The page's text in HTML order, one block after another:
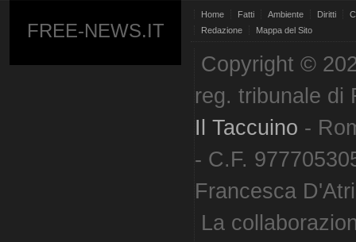
FREE-NEWS.IT
Home Fatti Ambiente Diritti
Redazione
Mappa del Sito
Copyright ©
reg. tribunale di
Il Taccuino -
- C.F.
Francesca
La